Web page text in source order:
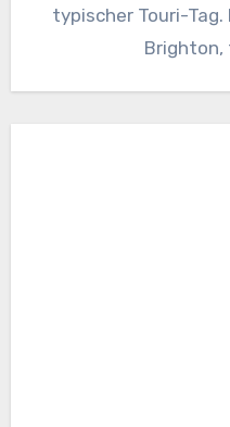
typischer Touri-Tag.
Brighton,